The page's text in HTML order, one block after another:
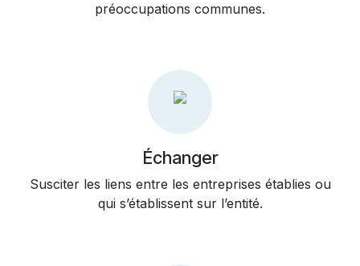
préoccupations communes.
Échanger
Susciter les liens entre les entreprises établies ou
qui s’établissent sur l’entité.